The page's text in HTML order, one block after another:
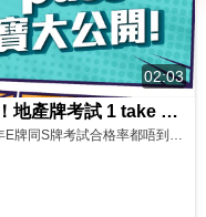
02:03
#地產代理GET SET GO 全港首創！地產牌考試 1 take pass法寶大公 開！